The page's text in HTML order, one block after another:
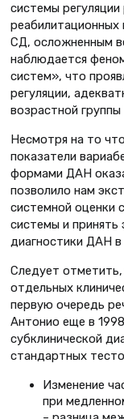
системы
СД, осложненным
наблюдается
систем», что
регуляции,
возрастной
Несмотря на то
показатели
формами ДАН
позволило нам
системной оценки
системы и принять
диагностики ДАН в
Следует
отдельных
первую очередь
Антонио еще в
субклинической
стандартных
Изменение
при